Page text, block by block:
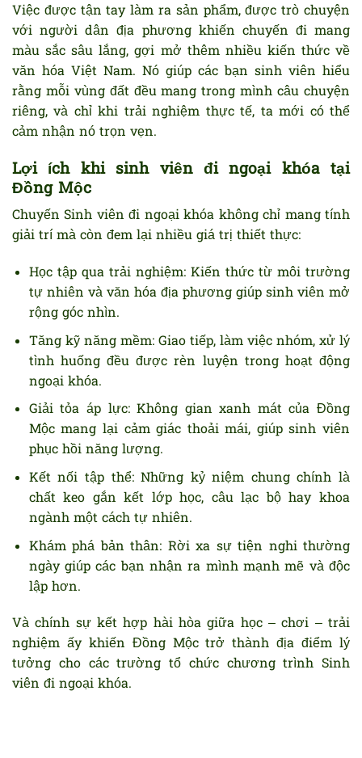
Việc được tận tay làm ra sản phẩm, được trò chuyện
với người dân địa phương khiến chuyến đi mang
màu sắc sâu lắng, gợi mở thêm nhiều kiến thức về
văn hóa Việt Nam. Nó giúp các bạn sinh viên hiểu
rằng mỗi vùng đất đều mang trong mình câu chuyện
riêng, và chỉ khi trải nghiệm thực tế, ta mới có thể
cảm nhận nó trọn vẹn.
Lợi ích khi sinh viên đi ngoại khóa tại
Đồng Mộc
Chuyến Sinh viên đi ngoại khóa không chỉ mang tính
giải trí mà còn đem lại nhiều giá trị thiết thực:
Học tập qua trải nghiệm: Kiến thức từ môi trường
tự nhiên và văn hóa địa phương giúp sinh viên mở
rộng góc nhìn.
Tăng kỹ năng mềm: Giao tiếp, làm việc nhóm, xử lý
tình huống đều được rèn luyện trong hoạt động
ngoại khóa.
Giải tỏa áp lực: Không gian xanh mát của Đồng
Mộc mang lại cảm giác thoải mái, giúp sinh viên
phục hồi năng lượng.
Kết nối tập thể: Những kỷ niệm chung chính là
chất keo gắn kết lớp học, câu lạc bộ hay khoa
ngành một cách tự nhiên.
Khám phá bản thân: Rời xa sự tiện nghi thường
ngày giúp các bạn nhận ra mình mạnh mẽ và độc
lập hơn.
Và chính sự kết hợp hài hòa giữa học – chơi – trải
nghiệm ấy khiến Đồng Mộc trở thành địa điểm lý
tưởng cho các trường tổ chức chương trình Sinh
viên đi ngoại khóa.